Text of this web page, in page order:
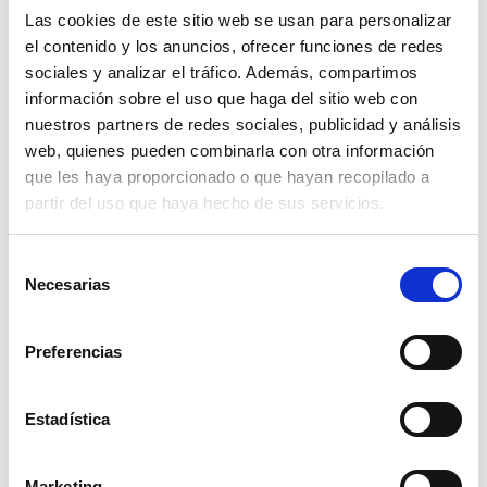
Las cookies de este sitio web se usan para personalizar
el contenido y los anuncios, ofrecer funciones de redes
sociales y analizar el tráfico. Además, compartimos
información sobre el uso que haga del sitio web con
nuestros partners de redes sociales, publicidad y análisis
web, quienes pueden combinarla con otra información
que les haya proporcionado o que hayan recopilado a
partir del uso que haya hecho de sus servicios.
Necesarias
Preferencias
Estadística
esenciales para reducir el riesgo cardiovascular
global.
En personas mayores, estos aspectos tienen un peso
aún mayor, ya que se suman a otros procesos de
envejecimiento natural.
Seguir las indicaciones médicas
Si el médico lo considera necesario, puede
otros fármacos hipolipemiantes. Esto suele ocurrir
cuando los cambios de estilo de vida no han sido
recomendaciones de forma continua y asistir a los
Una mirada empática y realista para quienes